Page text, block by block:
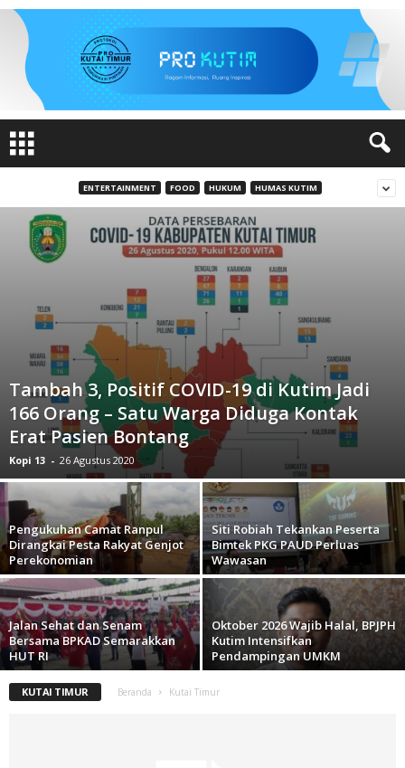
ENTERTAINMENT FOOD HUKUM HUMAS KUTIM
Tambah 3, Positif COVID-19 di Kutim Jadi
166 Orang – Satu Warga Diduga Kontak
Erat Pasien Bontang
Kopi 13 - 26 Agustus 2020
Pengukuhan Camat Ranpul
Dirangkai Pesta Rakyat Genjot
Perekonomian
Siti Robiah Tekankan Peserta
Bimtek PKG PAUD Perluas
Wawasan
Jalan Sehat dan Senam
Bersama BPKAD Semarakkan
HUT RI
Oktober 2026 Wajib Halal, BPJPH
Kutim Intensifkan
Pendampingan UMKM
KUTAI TIMUR Beranda Kutai Timur